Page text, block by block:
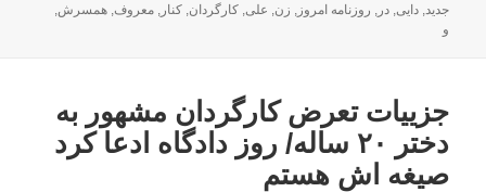
شدهجدید,دایی,در, روزنامه امروز, زن, علی,کارگردان,کنار,معروف,همسرش,
و
جزییات تعرض کارگردان مشهور به
دختر ۲۰ ساله/ روز دادگاه ادعا کرد
صیغه اش هستم